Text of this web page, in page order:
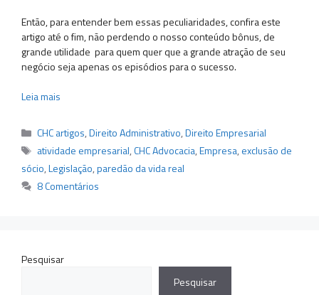
Então, para entender bem essas peculiaridades, confira este
artigo até o fim, não perdendo o nosso conteúdo bônus, de
grande utilidade para quem quer que a grande atração de seu
negócio seja apenas os episódios para o sucesso.
Leia mais
Categorias
CHC artigos,Direito Administrativo,Direito Empresarial
Tags
atividade empresarial,CHC Advocacia,Empresa, exclusão de
sócio,Legislação,paredão da vida real
8 Comentários
Pesquisar
Pesquisar